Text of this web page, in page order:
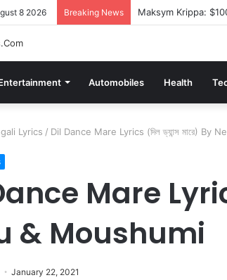
8 2026 Breaking News Maksym Krippa:
Automobiles Health
Lyrics / Dil Dance Mare Lyrics (দিল ড্যান্স মারে) By
Mare Lyrics
& Moushumi
January 22, 2021